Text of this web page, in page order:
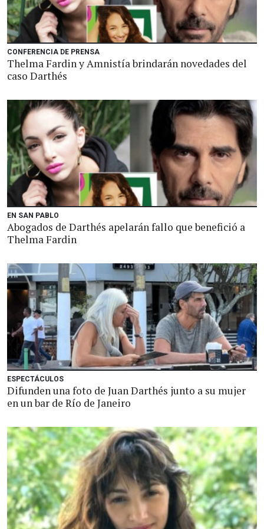
CONFERENCIA DE PRENSA
Thelma Fardin y Amnistía brindarán novedades del
caso Darthés
EN SAN PABLO
Abogados de Darthés apelarán fallo que benefició a
Thelma Fardin
ESPECTÁCULOS
Difunden una foto de Juan Darthés junto a su mujer
en un bar de Río de Janeiro